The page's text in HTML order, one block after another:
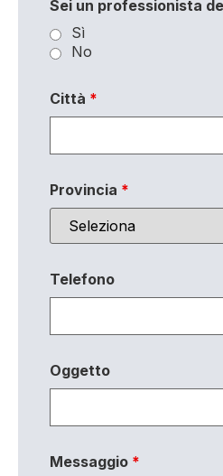
Sei un professionista
Sì
No
Città *
Provincia *
Telefono
Oggetto
Messaggio *